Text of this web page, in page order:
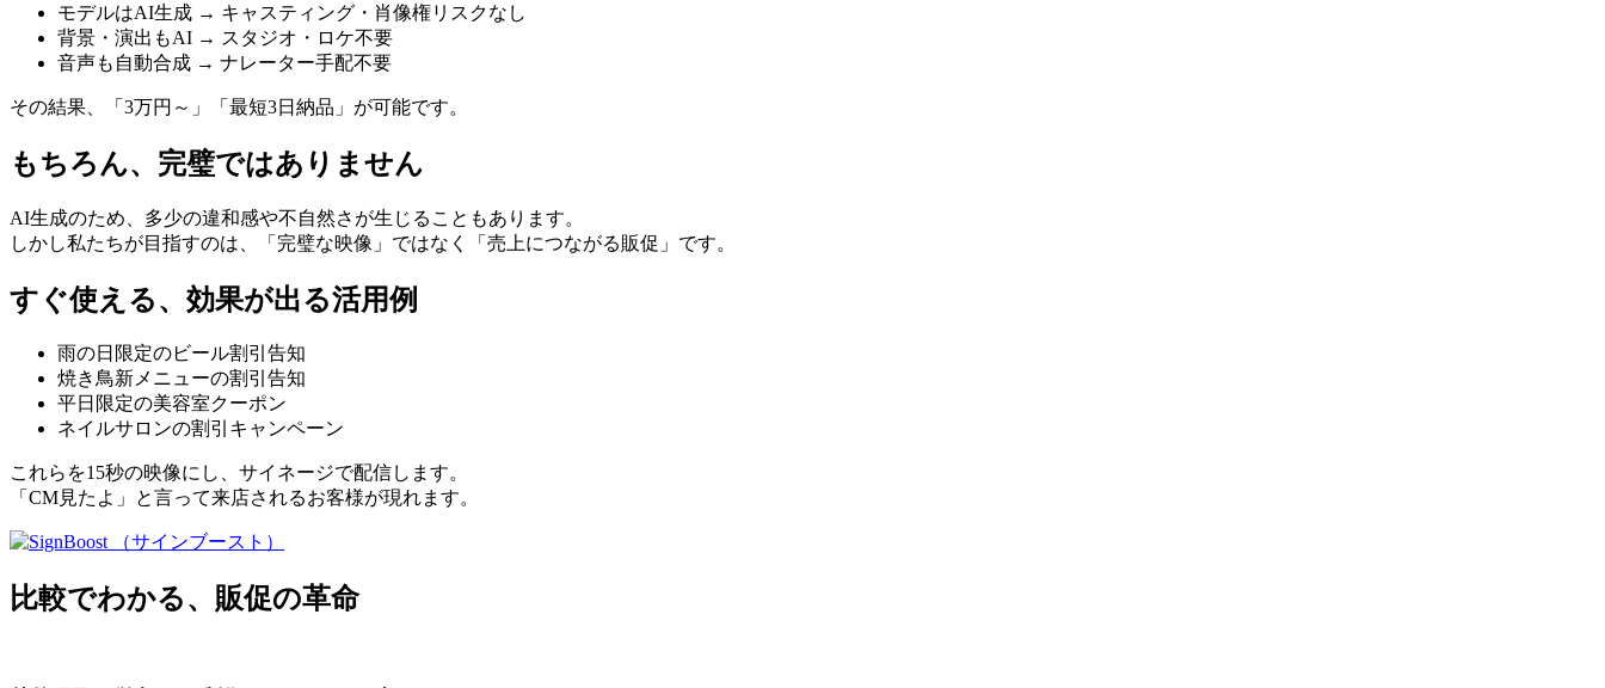
モデルはAI生成 → キャスティング・肖像権リスクなし
背景・演出もAI → スタジオ・ロケ不要
音声も自動合成 → ナレーター手配不要
その結果、「3万円～」「最短3日納品」が可能です。
もちろん、完璧ではありません
AI生成のため、多少の違和感や不自然さが生じることもあります。
しかし私たちが目指すのは、「完璧な映像」ではなく「売上につながる販促」です。
すぐ使える、効果が出る活用例
雨の日限定のビール割引告知
焼き鳥新メニューの割引告知
平日限定の美容室クーポン
ネイルサロンの割引キャンペーン
これらを15秒の映像にし、サイネージで配信します。
「CM見たよ」と言って来店されるお客様が現れます。
比較でわかる、販促の革命